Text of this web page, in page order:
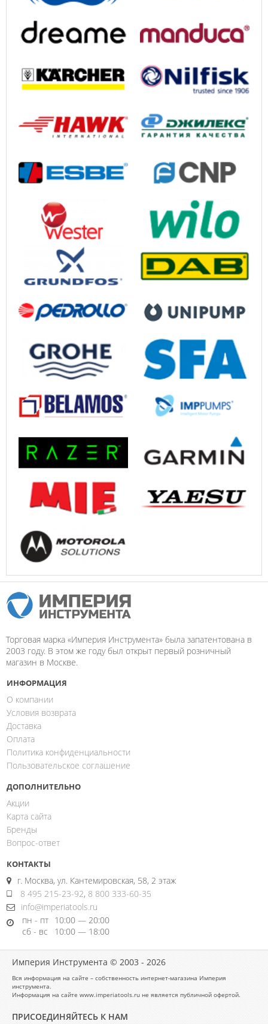
Торговая марка «Империя Инструмента» была запатентована в
2003 году. В этом же году был открыт первый розничный
магазин в Москве.
ИНФОРМАЦИЯ
О компании
Условия возврата
Доставка
Оплата
Политика конфиденциальности
Пользовательское соглашение
ДОПОЛНИТЕЛЬНО
Акции
Карта сайта
Бренды
Вопрос-ответ
КОНТАКТЫ
г. Москва, ул. Кантемировская, 58, 2 этаж
8 495 215-23-92, 8 800 333-60-35
info@imperiatools.ru
пн - пт 10:00 — 20:00
сб - вс
10:00 — 18:00
Империя Инструмента © 2003 - 2026
Вся информация на сайте – собственность интернет-магазина Империя
инструмента.
Информация на сайте www.imperiatools.ru не является публичной офертой.
ПРИСОЕДИНЯЙТЕСЬ К НАМ